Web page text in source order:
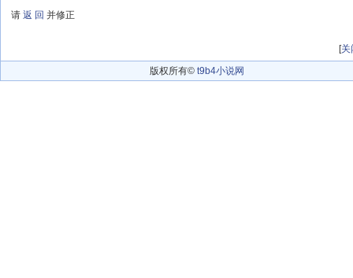
请 返 回 并修正
[关
版权所有© t9b4小说网